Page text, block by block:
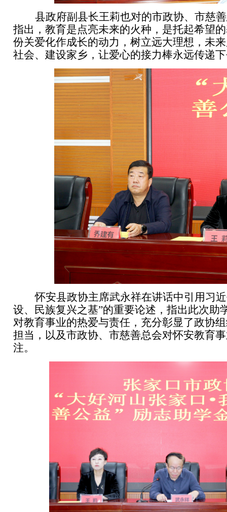
县政府副县长王莉也对的市政协、市慈
指出，教育是点亮未来的火种，是托起希望
份关爱化作成长的动力，树立远大理想，未
社会、建设家乡，让爱心的接力棒永远传递
怀安县政协主席武永祥在讲话中引用习
设、民族复兴之基”的重要论述，指出此次助
对教育事业的热爱与责任，充分彰显了政协
担当，以及市政协、市慈善总会对怀安教育
注。